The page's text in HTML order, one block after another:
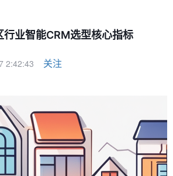
行业智能CRM选型核心指标
2:42:43 关注